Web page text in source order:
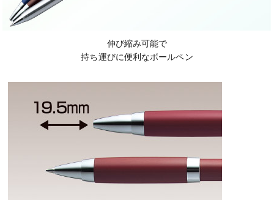
伸び縮み可能で
持ち運びに便利なボールペン